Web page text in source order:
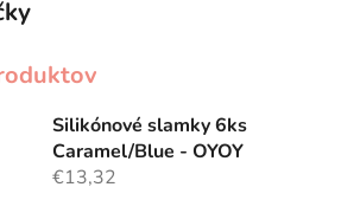
Silikónové slamky 6ks
Caramel/Blue - OYOY
€13,32